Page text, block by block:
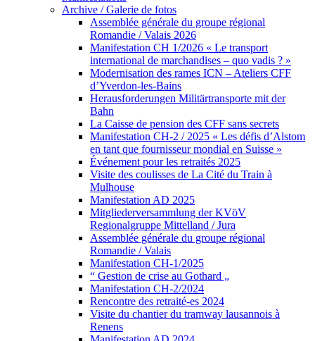
Archive / Galerie de fotos
Assemblée générale du groupe régional
Romandie / Valais 2026
Manifestation CH 1/2026 « Le transport
international de marchandises – quo vadis ? »
Modernisation des rames ICN – Ateliers CFF
d’Yverdon-les-Bains
Herausforderungen Militärtransporte mit der
Bahn
La Caisse de pension des CFF sans secrets
Manifestation CH-2 / 2025 « Les défis d’Alstom
en tant que fournisseur mondial en Suisse »
Événement pour les retraités 2025
Visite des coulisses de La Cité du Train à
Mulhouse
Manifestation AD 2025
Mitgliederversammlung der KVöV
Regionalgruppe Mittelland / Jura
Assemblée générale du groupe régional
Romandie / Valais
Manifestation CH-1/2025
“ Gestion de crise au Gothard „
Manifestation CH-2/2024
Rencontre des retraité-es 2024
Visite du chantier du tramway lausannois à
Renens